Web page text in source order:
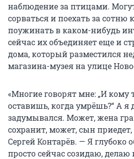
наблюдение за птицами.
сорваться и поехать за сотню
поужинать в каком-нибудь
сейчас их объединяет еще и
дома, который разместился
магазина-музея на улице
«Многие говорят мне: „И кому
оставишь, когда умрёшь?“ А я
задумывался. Может, жена
сохранит, может, сын
Сергей Контарёв. — Я глубоко
просто сейчас созидаю, делаю